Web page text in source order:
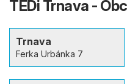
TEDi Trnava -
Trnava
Ferka Urbánka 7